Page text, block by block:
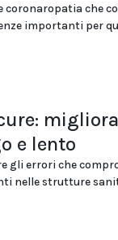
coronaropatia che
importanti per
e lento
gli errori che
nelle strutture